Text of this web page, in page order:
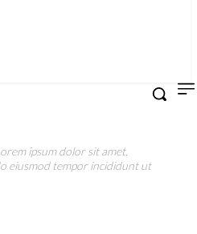
ipsum dolor sit amet,
eiusmod tempor incididunt ut